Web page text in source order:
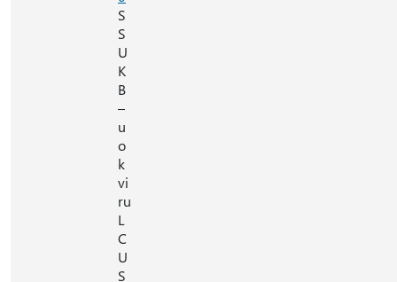
S
S
U
K
B
–
u
o
k
vi
ru
L
C
U
S